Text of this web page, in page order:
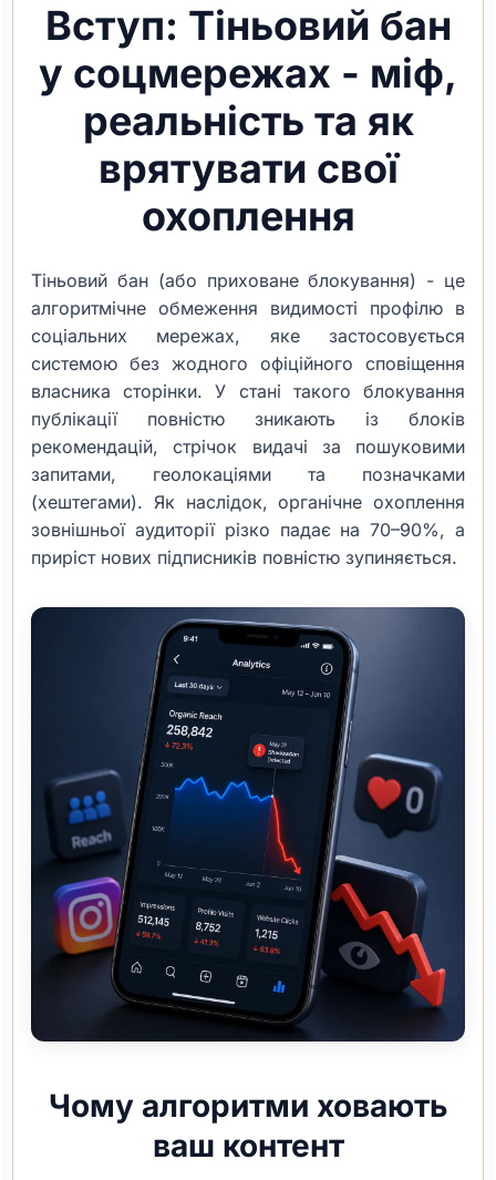
Вступ: Тіньовий бан
у соцмережах - міф,
реальність та як
врятувати свої
охоплення
Тіньовий бан (або приховане блокування) - це
алгоритмічне обмеження видимості профілю в
соціальних мережах, яке застосовується
системою без жодного офіційного сповіщення
власника сторінки. У стані такого блокування
публікації повністю зникають із блоків
рекомендацій, стрічок видачі за пошуковими
запитами, геолокаціями та позначками
(хештегами). Як наслідок, органічне охоплення
зовнішньої аудиторії різко падає на 70–90%, а
приріст нових підписників повністю зупиняється.
Чому алгоритми ховають
ваш контент